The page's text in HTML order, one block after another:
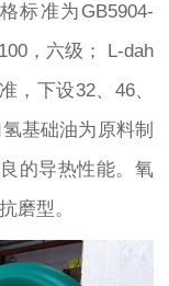
标准为GB5904-
，六级； L-dah
，下设32、46、
基础油为原料制
的导热性能。氧
磨型。